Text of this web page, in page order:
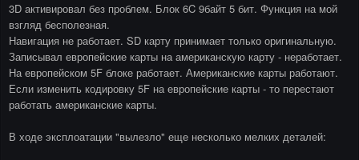
3D активировал без проблем. Блок 6C 9байт 5 бит. Функция на мой
взгляд бесполезная.
Навигация не работает. SD карту принимает только оригинальную.
Записывал европейские карты на американскую карту - неработает.
На европейском 5F блоке работает. Американские карты работают.
Если изменить кодировку 5F на европейские карты - то перестают
работать американские карты.
В ходе эксплоатации "вылезло" еще несколько мелких деталей: